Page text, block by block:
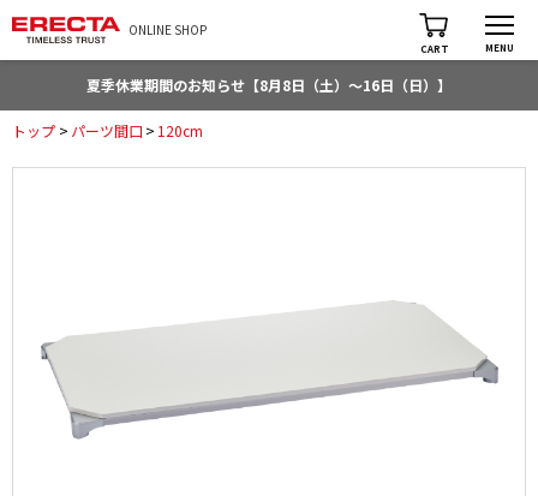
ONLINE SHOP
CART MENU
夏季休業期間のお知らせ【8月8日（土）～16日（日）】
トップ > パーツ間口 > 120cm